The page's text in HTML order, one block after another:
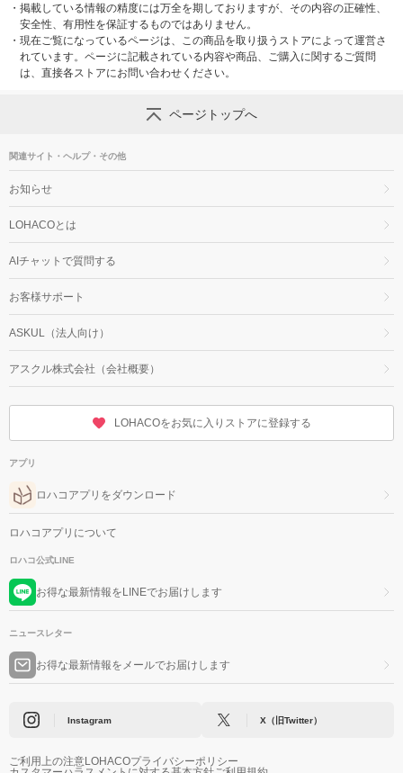
・ 掲載している情報の精度には万全を期しておりますが、その内容の正確性、
安全性、有用性を保証するものではありません。
・ 現在ご覧になっているページは、この商品を取り扱うストアによって運営さ
れています。ページに記載されている内容や商品、ご購入に関するご質問
は、直接各ストアにお問い合わせください。
ページトップへ
関連サイト・ヘルプ・その他
お知らせ
LOHACOとは
AIチャットで質問する
お客様サポート
ASKUL（法人向け）
アスクル株式会社（会社概要）
LOHACOをお気に入りストアに登録する
アプリ
ロハコアプリをダウンロード
ロハコアプリについて
ロハコ公式LINE
お得な最新情報をLINEでお届けします
ニュースレター
お得な最新情報をメールでお届けします
Instagram X（旧Twitter）
ご利用上の注意LOHACOプライバシーポリシー